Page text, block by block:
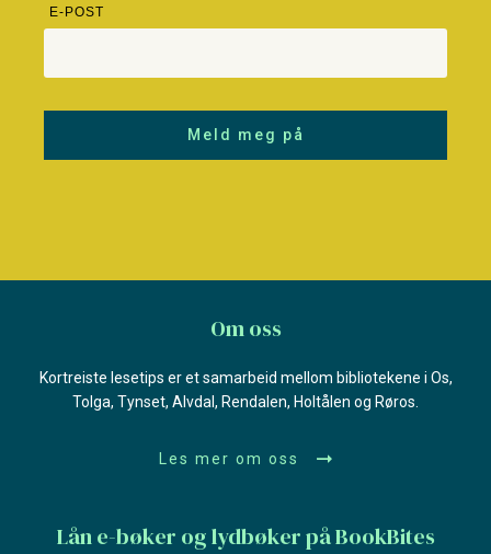
E-POST
Meld meg på
Lån e-bøker og lydbøker på BookBites
Om oss
Kortreiste lesetips er et samarbeid mellom bibliotekene i Os,
Tolga, Tynset, Alvdal, Rendalen, Holtålen og Røros.
Les mer om oss